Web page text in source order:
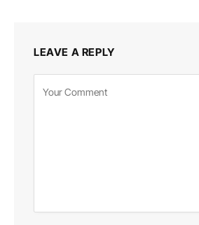
LEAVE A REPLY